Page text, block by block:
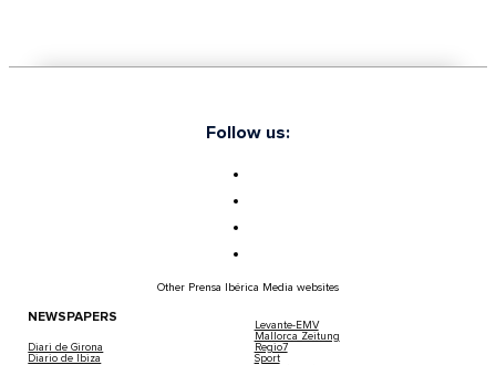
Follow us:
Other Prensa Ibérica Media websites
NEWSPAPERS
Diari de Girona
Diario de Ibiza
Levante-EMV
Mallorca Zeitung
Regio7
Sport